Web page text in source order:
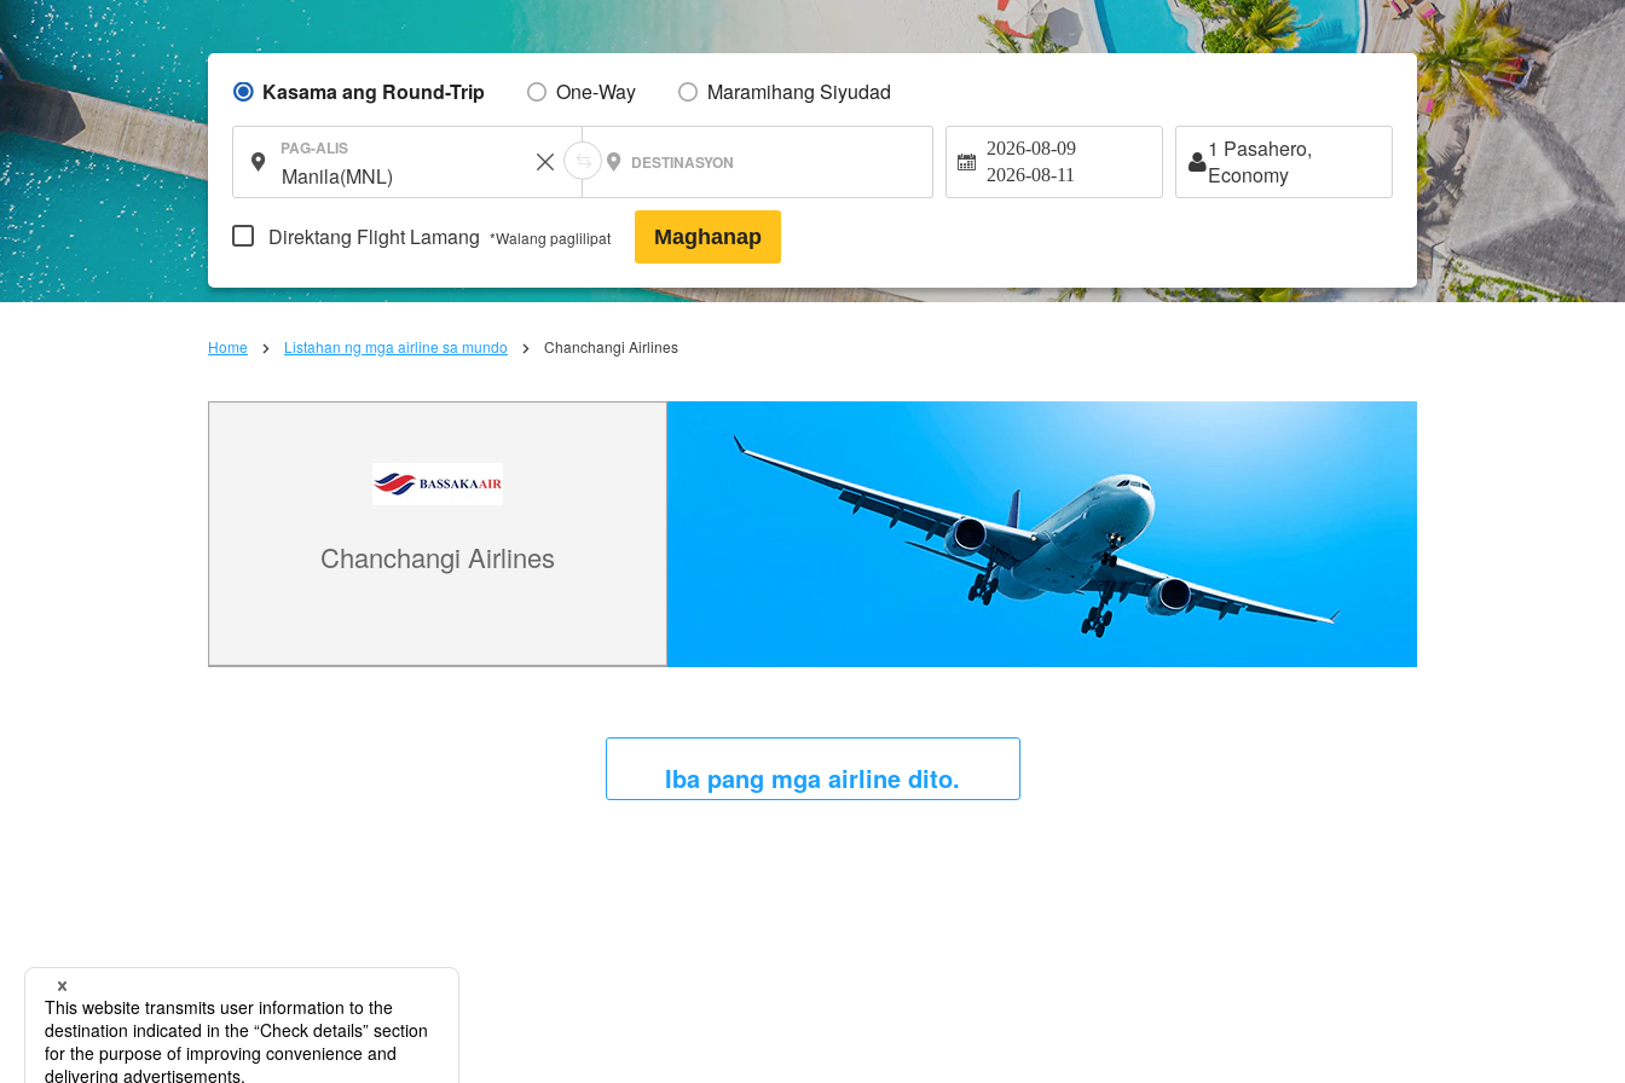
Kasama ang Round-Trip One-Way Maramihang Siyudad
PAG-ALIS
DESTINASYON
2026-08-09
2026-08-11
1 Pasahero,
Economy
Direktang Flight Lamang *Walang paglilipat Maghanap
Home Listahan ng mga airline sa mundo Chanchangi Airlines
Chanchangi Airlines
Iba pang mga airline dito.